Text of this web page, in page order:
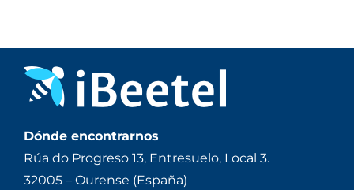
Dónde encontrarnos
Rúa do Progreso 13, Entresuelo, Local 3.
32005 – Ourense (España)